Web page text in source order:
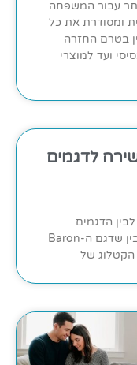
עבור המשפחה
ומסודרת את כל
בטרם החזרה
ועד למוצרי
ישירה לדגמים
מי שמתלבט בין דגם ברויל קינג 420 לבין הדגמים
האחרים בטווח המחיר שלו, צריך להבין שדגם ה-Baron